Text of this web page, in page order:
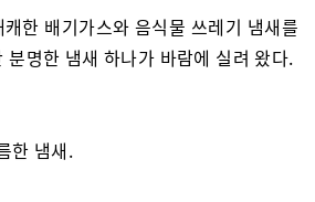
한 배기가스와 음식물 쓰레기 냄새를
분명한 냄새 하나가 바람에 실려 왔다.
한 냄새.